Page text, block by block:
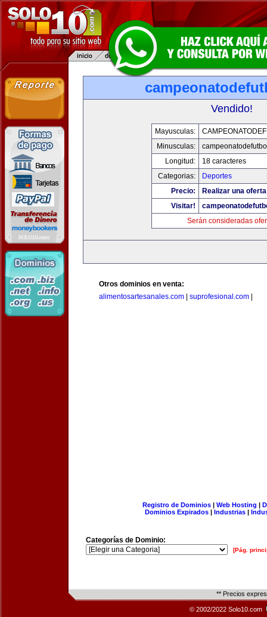
Vendido!
Mayusculas:
Minusculas:
Longitud:
18 caracteres
Categorias:
Deportes
Precio:
Realizar una
Visitar!
Serán consideradas
Otros dominios en venta:
alimentosartesanales.com
suprofesional.com
Registro de Dominios| Web Hosting |
Dominios Expirados | Industrias |
Categorías de Dominio:
[Pág.
** Precios
© 2002/2022 Solo10.com